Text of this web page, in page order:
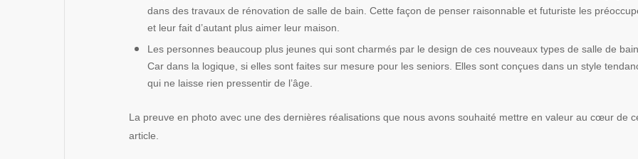
dans des travaux de rénovation de salle de bain. Cette façon de penser raisonnable et futuriste les
et leur fait d’autant plus aimer leur maison.
Les personnes beaucoup plus jeunes qui sont charmés par le design de ces nouveaux types de salle de
Car dans la logique, si elles sont faites sur mesure pour les seniors. Elles sont conçues dans un style
qui ne laisse rien pressentir de l’âge.
La preuve en photo avec une des dernières réalisations que nous avons souhaité mettre en valeur au cœur de
article.